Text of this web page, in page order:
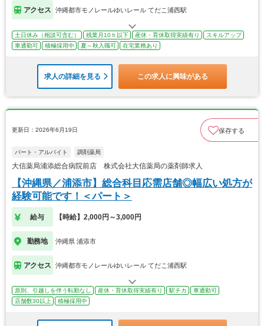
アクセス 沖縄都市モノレールゆいレール てだこ浦西駅
土日休み（相談可含む） 残業月10ｈ以下 産休・育休取得実績有り
スキルアップ
車通勤可
積極採用中 夏～秋入職可 在宅業務あり
求人の詳細を見る この求人に興味がある
更新日：2026年6月19日 保存する
パート・アルバイト 調剤薬局
大信薬局浦添総合病院前店 株式会社大信薬局の薬剤師求人
【沖縄県／浦添市】総合科目応需店舗◎幅広い処方が
経験可能です！＜パート＞
給与 【時給】2,000円～3,000円
勤務地 沖縄県 浦添市
アクセス 沖縄都市モノレールゆいレール てだこ浦西駅
原則、引越しを伴う転勤なし 産休・育休取得実績有り 駅チカ
車通勤可
店舗数30以上
積極採用中